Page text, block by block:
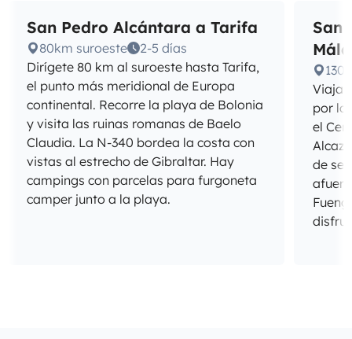
San Pedro Alcántara a Tarifa
80km suroeste
2-5 días
Dirígete 80 km al suroeste hasta Tarifa,
el punto más meridional de Europa
continental. Recorre la playa de Bolonia
y visita las ruinas romanas de Baelo
Claudia. La N-340 bordea la costa con
vistas al estrecho de Gibraltar. Hay
campings con parcelas para furgoneta
camper junto a la playa.
San
Viaja
por la
el
de